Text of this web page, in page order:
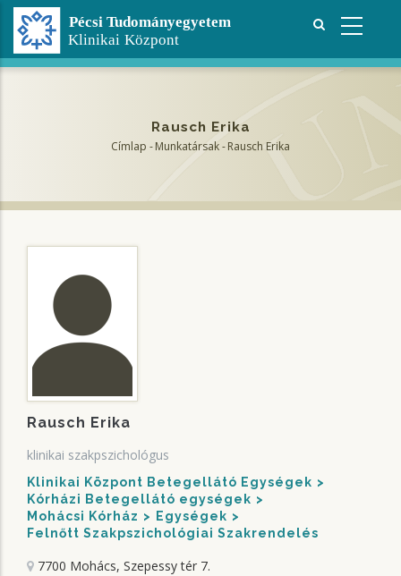
Ugrás
tartalomra
Rausch Erika
Címlap -Munkatársak-Rausch Erika
Rausch Erika
klinikai szakpszichológus
Klinikai Központ Betegellátó Egységek
Kórházi Betegellátó egységek
Mohácsi Kórház
Egységek
Felnőtt Szakpszichológiai Szakrendelés
7700 Mohács, Szepessy tér 7.